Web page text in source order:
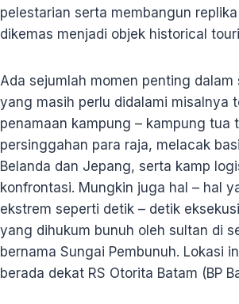
pelestarian serta membangun
dikemas menjadi objek historical
Ada sejumlah momen penting dalam
yang masih perlu didalami misalnya
penamaan kampung – kampung tua
persinggahan para raja, melacak
Belanda dan Jepang, serta kamp
konfrontasi. Mungkin juga hal – hal
ekstrem seperti detik – detik
yang dihukum bunuh oleh sultan di
bernama Sungai Pembunuh. Lokasi
berada dekat RS Otorita Batam (BP